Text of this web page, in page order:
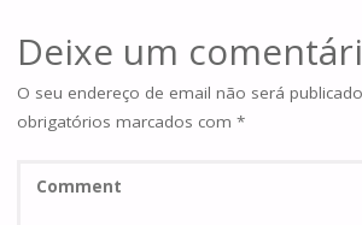
Deixe um
O seu endereço de email não será
obrigatórios marcados com *